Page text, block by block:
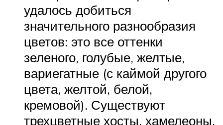
удалось добиться
значительного разнообразия
цветов: это все оттенки
зеленого, голубые, желтые,
вариегатные (с каймой другого
цвета, желтой, белой,
кремовой). Существуют
трехцветные хосты, хамелеоны,